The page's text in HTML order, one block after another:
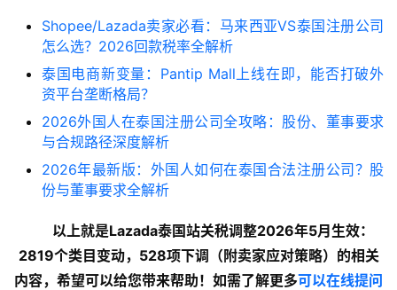
Shopee/Lazada卖家必看：马来西亚VS泰国注册公司
怎么选？2026回款税率全解析
泰国电商新变量：Pantip Mall上线在即，能否打破外
资平台垄断格局？
2026外国人在泰国注册公司全攻略：股份、董事要求
与合规路径深度解析
2026年最新版：外国人如何在泰国合法注册公司？股
份与董事要求全解析
以上就是Lazada泰国站关税调整2026年5月生效：
2819个类目变动，528项下调（附卖家应对策略）的相关
内容，希望可以给您带来帮助！如需了解更多可以在线提问